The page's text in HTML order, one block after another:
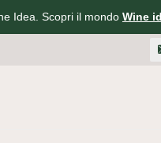
Idea. Scopri il mondo Wine